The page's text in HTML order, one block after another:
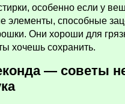
особенно если у
элементы, способные
Они хороши для
хочешь сохранить.
— советы